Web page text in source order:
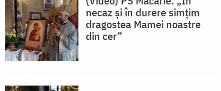
necaz și în durere simțim
dragostea Mamei noastre
din cer”